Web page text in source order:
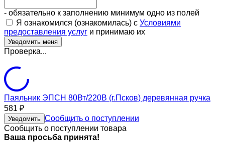
- обязательно к заполнению минимум одно из полей
Я ознакомился (ознакомилась) с Условиями
предоставления услуг и принимаю их
Проверка...
Паяльник ЭПСН 80Вт/220В (г.Псков) деревянная ручка
581 ₽
Уведомить Сообщить о поступлении
Сообщить о поступлении товара
Ваша просьба принята!